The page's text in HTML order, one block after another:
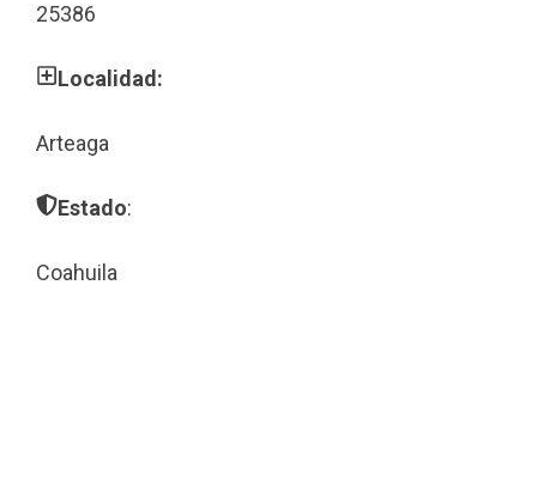
25386
Localidad:
Arteaga
Estado:
Coahuila